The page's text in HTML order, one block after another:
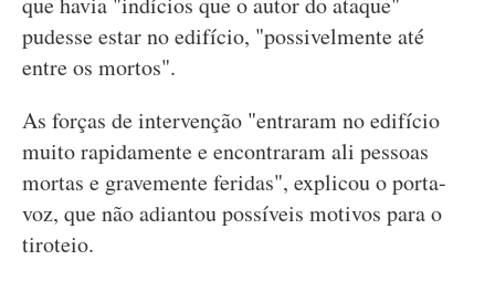
pudesse estar no edifício, "possivelmente até
entre os mortos".
As forças de intervenção "entraram no edifício
muito rapidamente e encontraram ali pessoas
mortas e gravemente feridas", explicou o porta-
voz, que não adiantou possíveis motivos para o
tiroteio.